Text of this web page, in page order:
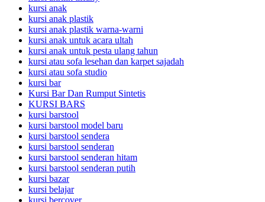
kursi anak
kursi anak plastik
kursi anak plastik warna-warni
kursi anak untuk acara ultah
kursi anak untuk pesta ulang tahun
kursi atau sofa lesehan dan karpet sajadah
kursi atau sofa studio
kursi bar
Kursi Bar Dan Rumput Sintetis
KURSI BARS
kursi barstool
kursi barstool model baru
kursi barstool sendera
kursi barstool senderan
kursi barstool senderan hitam
kursi barstool senderan putih
kursi bazar
kursi belajar